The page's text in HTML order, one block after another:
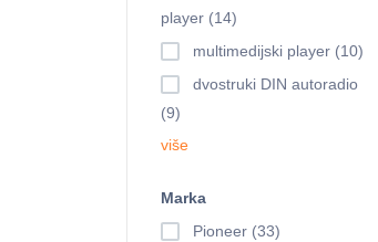
player (14)
multimedijski player (10)
dvostruki DIN autoradio
(9)
više
Marka
Pioneer (33)